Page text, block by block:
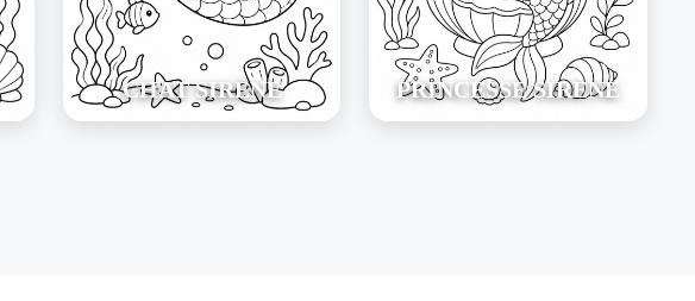
CHAT SIRÈNE PRINCESSE SIRÈNE